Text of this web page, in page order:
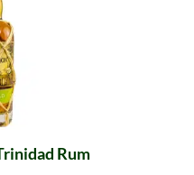
Rum